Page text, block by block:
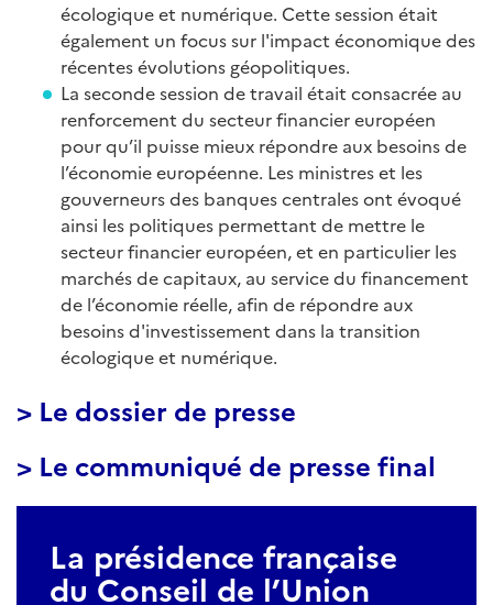
écologique et numérique. Cette session était
également un focus sur l'impact économique des
récentes évolutions géopolitiques.
La seconde session de travail était consacrée au
renforcement du secteur financier européen
pour qu’il puisse mieux répondre aux besoins de
l’économie européenne. Les ministres et les
gouverneurs des banques centrales ont évoqué
ainsi les politiques permettant de mettre le
secteur financier européen, et en particulier les
marchés de capitaux, au service du financement
de l’économie réelle, afin de répondre aux
besoins d'investissement dans la transition
écologique et numérique.
> Le dossier de presse
> Le communiqué de presse final
La présidence française
du Conseil de l’Union